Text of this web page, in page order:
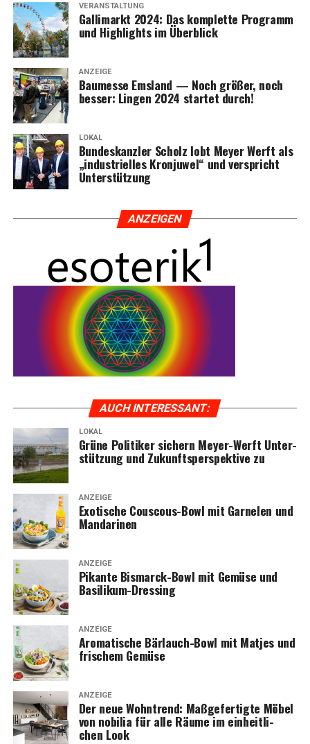
VERANSTALTUNG
Gal­li­markt 2024: Das kom­plet­te Pro­gramm
und High­lights im Überblick
ANZEIGE
Bau­mes­se Ems­land — Noch grö­ßer, noch
bes­ser: Lin­gen 2024 star­tet durch!
LOKAL
Bun­des­kanz­ler Scholz lobt Mey­er Werft als
„indus­tri­el­les Kron­ju­wel“ und ver­spricht
Unterstützung
ANZEI­GEN
AUCH INTER­ES­SANT:
LOKAL
Grü­ne Poli­ti­ker sichern Mey­er-Werft Unter­
stüt­zung und Zukunfts­per­spek­ti­ve zu
ANZEIGE
Exo­ti­sche Cous­cous-Bowl mit Gar­ne­len und
Mandarinen
ANZEIGE
Pikan­te Bis­marck-Bowl mit Gemü­se und
Basilikum-Dressing
ANZEIGE
Aro­ma­ti­sche Bär­lauch-Bowl mit Mat­jes und
fri­schem Gemüse
ANZEIGE
Der neue Wohn­trend: Maß­ge­fer­tig­te Möbel
von nobi­lia für alle Räu­me im ein­heit­li­
chen Look